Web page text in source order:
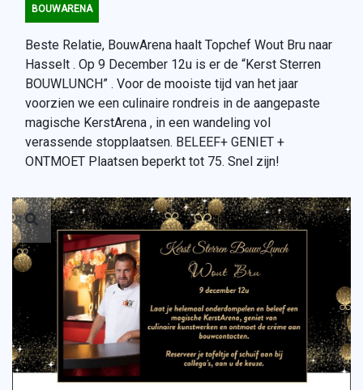
BOUWARENA
Beste Relatie, BouwArena haalt Topchef Wout Bru naar
Hasselt . Op 9 December 12u is er de “Kerst Sterren
BOUWLUNCH” . Voor de mooiste tijd van het jaar
voorzien we een culinaire rondreis in de aangepaste
magische KerstArena , in een wandeling vol
verassende stopplaatsen. BELEEF+ GENIET +
ONTMOET Plaatsen beperkt tot 75. Snel zijn!